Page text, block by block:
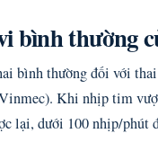
bình thường
bình thường đối với thai
Khi nhịp tim
lại, dưới 100 nhịp/phút